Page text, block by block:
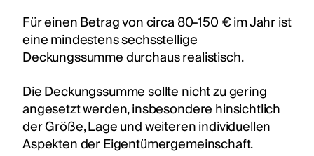
Für einen Betrag von circa 80-150 € im Jahr ist
eine mindestens sechsstellige
Deckungssumme durchaus realistisch.
Die Deckungssumme sollte nicht zu gering
angesetzt werden, insbesondere hinsichtlich
der Größe, Lage und weiteren individuellen
Aspekten der Eigentümergemeinschaft.